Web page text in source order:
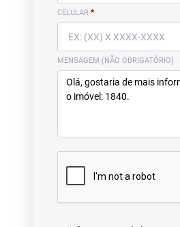
CELULAR *
MENSAGEM (NÃO OBRIGATÓRIO)